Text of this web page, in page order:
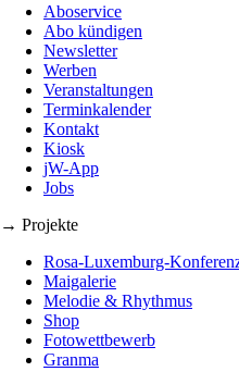
Aboservice
Abo kündigen
Newsletter
Werben
Veranstaltungen
Terminkalender
Kontakt
Kiosk
jW-App
Jobs
→ Projekte
Rosa-Luxemburg-
Maigalerie
Melodie & Rhythmus
Shop
Fotowettbewerb
Granma